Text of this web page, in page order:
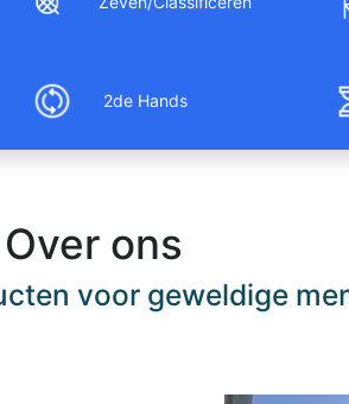
2de Hands
Over ons
voor geweldige